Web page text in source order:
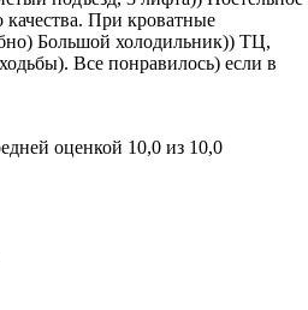
качества. При кроватные
Большой холодильник)) ТЦ,
Все понравилось) если в
оценкой 10,0 из 10,0